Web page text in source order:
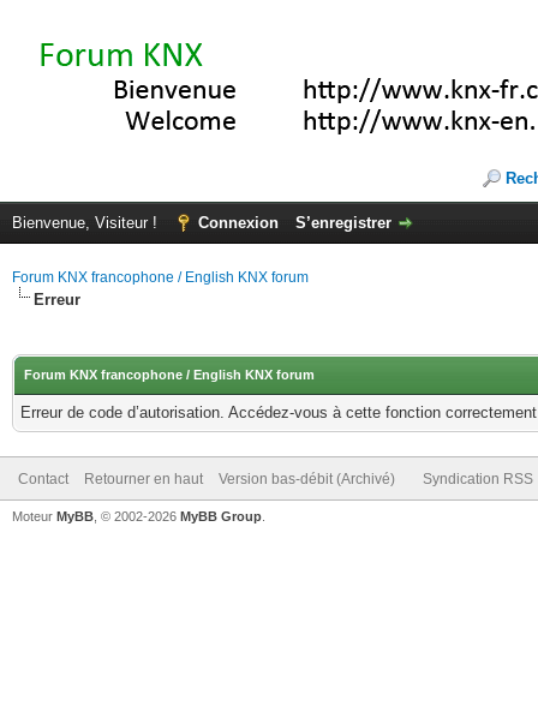
Bienvenue, Visiteur ! Connexion S’enregistrer
Forum KNX francophone / English KNX forum
Erreur
Forum KNX francophone / English KNX forum
Erreur de code d’autorisation. Accédez-vous à cette fonction
Contact Retourner en haut Version bas-débit (Archivé) Syndication RSS
Moteur MyBB , © 2002-2026 MyBB Group